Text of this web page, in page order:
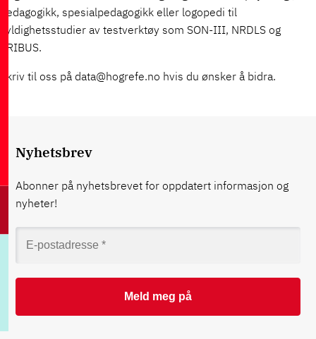
pedagogikk, spesialpedagogikk eller logopedi til
gyldighetsstudier av testverktøy som SON-III, NRDLS og
TRIBUS.
Skriv til oss på data@hogrefe.no hvis du ønsker å bidra.
Nyhetsbrev
Abonner på nyhetsbrevet for oppdatert informasjon og
nyheter!